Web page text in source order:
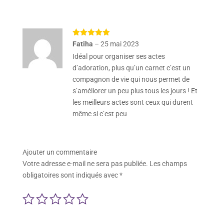
Note5 sur
Fatiha – 25 mai 2023
Idéal pour organiser ses actes
d’adoration, plus qu’un carnet c’est un
compagnon de vie qui nous permet de
s’améliorer un peu plus tous les jours ! Et
les meilleurs actes sont ceux qui durent
même si c’est peu
Ajouter un commentaire
Votre adresse e-mail ne sera pas publiée. Les champs
obligatoires sont indiqués avec*